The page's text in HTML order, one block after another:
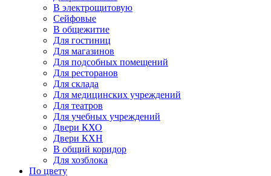
В электрощитовую
Сейфовые
В общежитие
Для гостиниц
Для магазинов
Для подсобных помещений
Для ресторанов
Для склада
Для медицинских учреждений
Для театров
Для учебных учреждений
Двери КХО
Двери КХН
В общий коридор
Для хозблока
По цвету